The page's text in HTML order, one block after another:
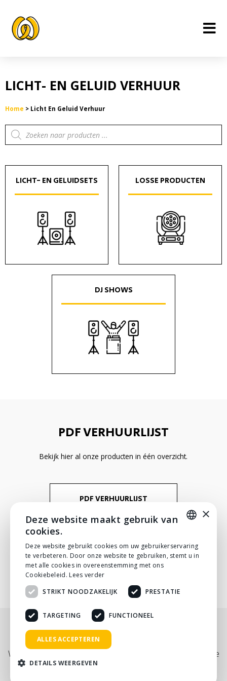
inhoud
LICHT- EN GELUID VERHUUR
Home > Licht En Geluid Verhuur
Producten
zoeken
LICHT- EN GELUIDSETS LOSSE PRODUCTEN
DJ SHOWS
PDF VERHUURLIJST
Bekijk hier al onze producten in één overzicht.
PDF VERHUURLIJST
Nog niet helemaal gevonden wat je zocht? Bekijk
onzePDF prijslijst, of neem
Wij adviseren je graag via telefoon, mail of tijdens een kopje
DUTCH
×
Deze website maakt gebruik van
cookies.
Deze website gebruikt cookies om uw gebruikerservaring
te verbeteren. Door onze website te gebruiken, stemt u in
met alle cookies in overeenstemming met ons
Cookiebeleid. Lees verder
STRIKT NOODZAKELIJK
PRESTATIE
TARGETING FUNCTIONEEL
ALLES ACCEPTEREN
DETAILS WEERGEVEN